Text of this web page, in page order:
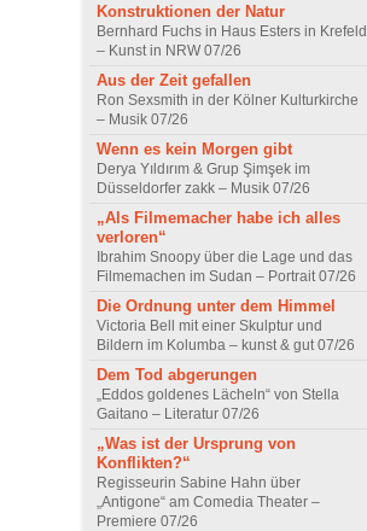
Konstruktionen der Natur
Bernhard Fuchs in Haus Esters in Krefeld
– Kunst in NRW 07/26
Aus der Zeit gefallen
Ron Sexsmith in der Kölner Kulturkirche
– Musik 07/26
Wenn es kein Morgen gibt
Derya Yıldırım & Grup Şimşek im
Düsseldorfer zakk – Musik 07/26
„Als Filmemacher habe ich alles
verloren“
Ibrahim Snoopy über die Lage und das
Filmemachen im Sudan – Portrait 07/26
Die Ordnung unter dem Himmel
Victoria Bell mit einer Skulptur und
Bildern im Kolumba – kunst & gut 07/26
Dem Tod abgerungen
„Eddos goldenes Lächeln“ von Stella
Gaitano – Literatur 07/26
„Was ist der Ursprung von
Konflikten?“
Regisseurin Sabine Hahn über
„Antigone“ am Comedia Theater –
Premiere 07/26